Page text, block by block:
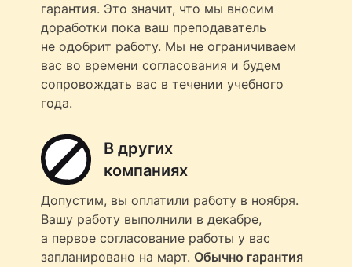
гарантия. Это значит, что мы вносим
доработки пока ваш преподаватель
не одобрит работу. Мы не ограничиваем
вас во времени согласования и будем
сопровождать вас в течении учебного
года.
В других
компаниях
Допустим, вы оплатили работу в ноября.
Вашу работу выполнили в декабре,
а первое согласование работы у вас
запланировано на март. Обычно гарантия